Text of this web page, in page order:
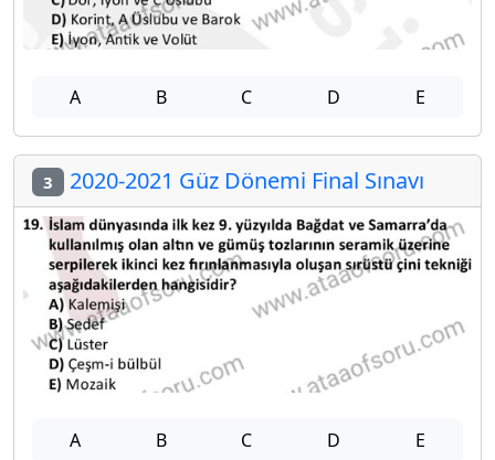
A B C D E
3 2020-2021 Güz Dönemi Final Sınavı
A B C D E